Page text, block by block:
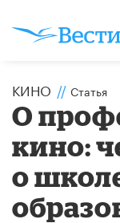
КИНО // Статья
О
кино:
о